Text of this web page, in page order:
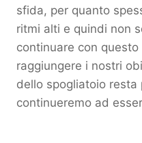
sfida, per quanto
ritmi alti e quindi non
continuare con
raggiungere i nostri
dello spogliatoio
continueremo ad